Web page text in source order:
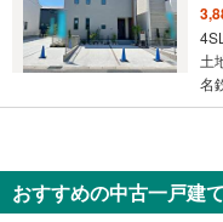
土
名
豊
おすすめの中古一戸建て